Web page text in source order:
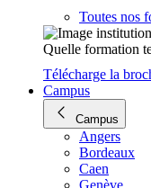
Toutes nos
Quelle formation
Télécharge la
Campus
Campus
Angers
Bordeaux
Caen
Genève